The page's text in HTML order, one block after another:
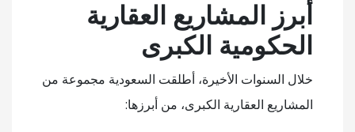
أبرز المشاريع العقارية
الحكومية الكبرى
خلال السنوات الأخيرة، أطلقت السعودية مجموعة من
المشاريع العقارية الكبرى، من أبرزها: